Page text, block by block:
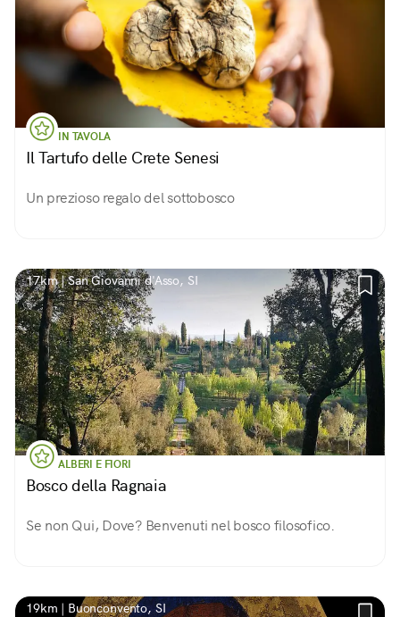
IN TAVOLA
Il Tartufo delle Crete Senesi
Un prezioso regalo del sottobosco
17km | San Giovanni d'Asso, SI
ALBERI E FIORI
Bosco della Ragnaia
Se non Qui, Dove? Benvenuti nel bosco filosofico.
19km | Buonconvento, SI